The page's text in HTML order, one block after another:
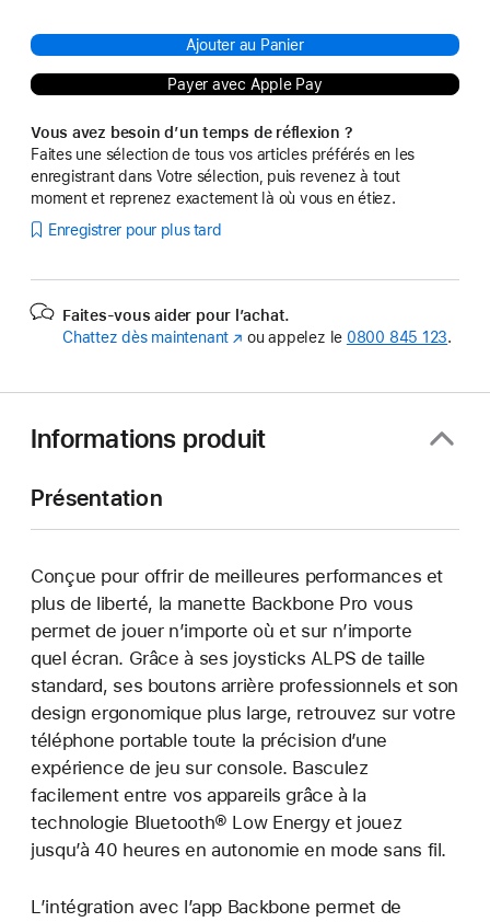
Ajouter au Panier
Payer avec Apple Pay
Vous avez besoin d’un temps de réflexion ?
Faites une sélection de tous vos articles préférés en les
enregistrant dans Votre sélection, puis revenez à tout
moment et reprenez exactement là où vous en étiez.
Enregistrer pour plus tard
Faites-vous aider pour l’achat.
Chattez dès maintenant (s’ouvre
ou appelez le 0800 845 123.
Informations produit
Présentation
Conçue pour offrir de meilleures performances et
plus de liberté, la manette Backbone Pro vous
permet de jouer n’importe où et sur n’importe
quel écran. Grâce à ses joysticks ALPS de taille
standard, ses boutons arrière professionnels et son
design ergonomique plus large, retrouvez sur votre
téléphone portable toute la précision d’une
expérience de jeu sur console. Basculez
facilement entre vos appareils grâce à la
technologie Bluetooth® Low Energy et jouez
jusqu’à 40 heures en autonomie en mode sans fil.
L’intégration avec l’app Backbone permet de